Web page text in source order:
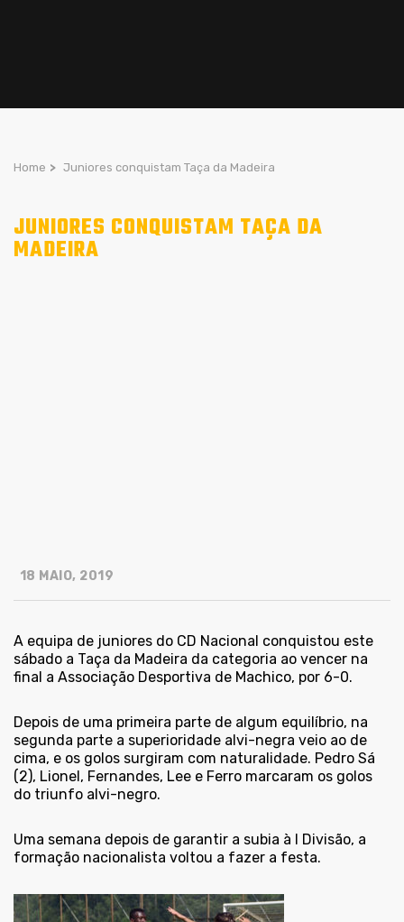
Home > Juniores conquistam Taça da Madeira
JUNIORES CONQUISTAM TAÇA DA
MADEIRA
18 MAIO, 2019
A equipa de juniores do CD Nacional conquistou este
sábado a Taça da Madeira da categoria ao vencer na
final a Associação Desportiva de Machico, por 6-0.
Depois de uma primeira parte de algum equilíbrio, na
segunda parte a superioridade alvi-negra veio ao de
cima, e os golos surgiram com naturalidade. Pedro Sá
(2), Lionel, Fernandes, Lee e Ferro marcaram os golos
do triunfo alvi-negro.
Uma semana depois de garantir a subia à I Divisão, a
formação nacionalista voltou a fazer a festa.